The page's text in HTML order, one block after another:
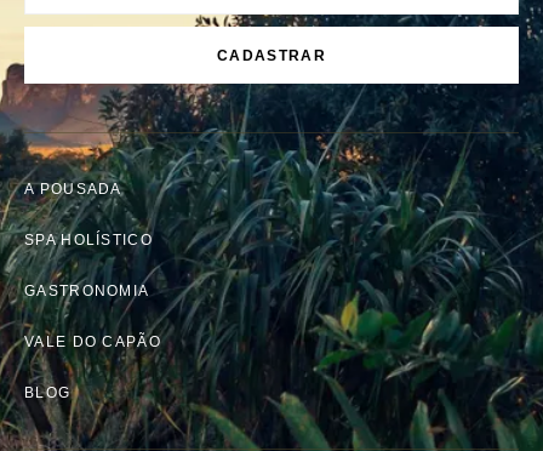
CADASTRAR
A POUSADA
SPA HOLÍSTICO
GASTRONOMIA
VALE DO CAPÃO
BLOG